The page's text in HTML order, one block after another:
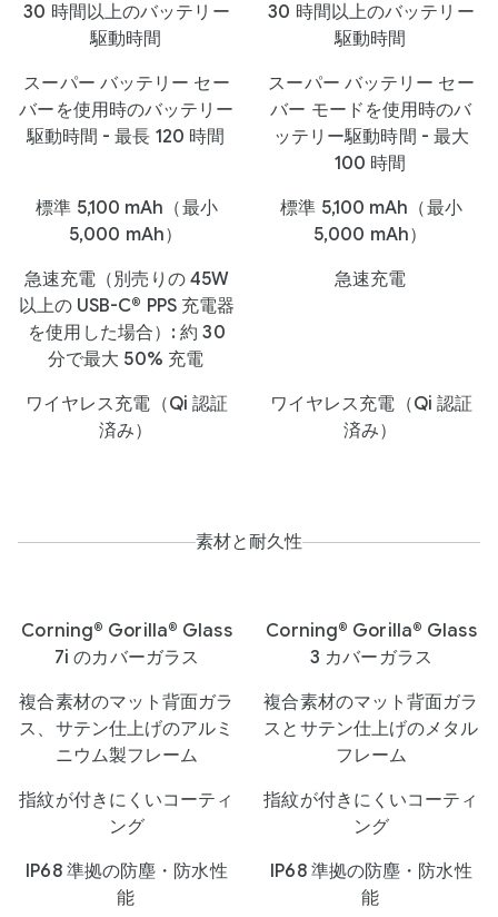
30 時間以上のバッテリー
駆動時間
30 時間以上のバッテリー
駆動時間
スーパー バッテリー セー
バーを使用時のバッテリー
駆動時間 - 最長 120 時間
スーパー バッテリー セー
バー モードを使用時のバ
ッテリー駆動時間 - 最大
100 時間
標準 5,100 mAh（最小
5,000 mAh）
標準 5,100 mAh（最小
5,000 mAh）
急速充電（別売りの 45W
以上の USB-C® PPS 充電器
を使用した場合）: 約 30
分で最大 50% 充電
急速充電
ワイヤレス充電（Qi 認証
済み）
ワイヤレス充電（Qi 認証
済み）
素材と耐久性
Corning® Gorilla® Glass
7i のカバーガラス
Corning® Gorilla® Glass
3 カバーガラス
複合素材のマット背面ガラ
ス、サテン仕上げのアルミ
ニウム製フレーム
複合素材のマット背面ガラ
スとサテン仕上げのメタル
フレーム
指紋が付きにくいコーティ
ング
指紋が付きにくいコーティ
ング
IP68 準拠の防塵・防水性
能
IP68 準拠の防塵・防水性
能